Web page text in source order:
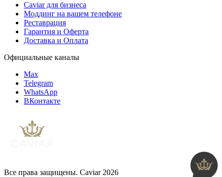
Caviar для бизнеса
Моддинг на вашем телефоне
Реставрация
Гарантия и Оферта
Доставка и Оплата
Официальные каналы
Max
Telegram
WhatsApp
ВКонтакте
Все права защищены. Caviar 2026